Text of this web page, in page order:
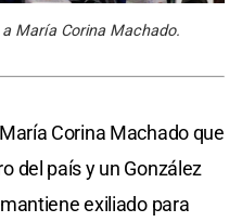
María Corina Machado.
Corina Machado que
del país y un González
exiliado para